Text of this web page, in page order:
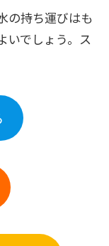
の持ち運びはも
いでしょう。ス